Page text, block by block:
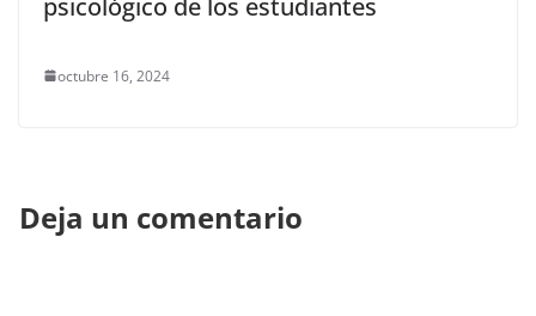
psicológico de los estudiantes
octubre 16, 2024
Deja un comentario